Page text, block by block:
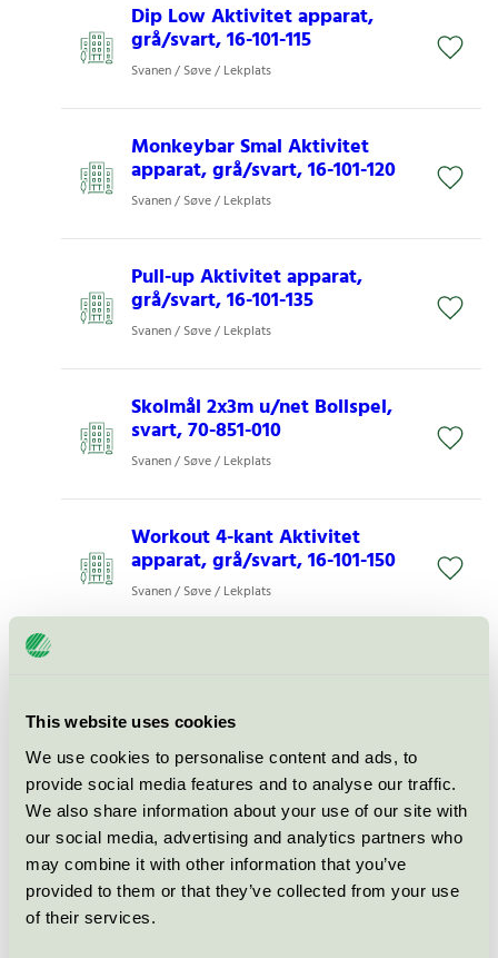
This website uses cookies
We use cookies to personalise content and ads, to
provide social media features and to analyse our traffic.
We also share information about your use of our site with
our social media, advertising and analytics partners who
may combine it with other information that you’ve
provided to them or that they’ve collected from your use
of their services.
Dip Low Aktivitet apparat,
grå/svart, 16-101-115
Svanen / Søve / Lekplats
Monkeybar Smal Aktivitet
apparat, grå/svart, 16-101-120
Svanen / Søve / Lekplats
Pull-up Aktivitet apparat,
grå/svart, 16-101-135
Svanen / Søve / Lekplats
Skolmål 2x3m u/net Bollspel,
svart, 70-851-010
Svanen / Søve / Lekplats
Workout 4-kant Aktivitet
apparat, grå/svart, 16-101-150
Svanen / Søve / Lekplats
Svanen / Søve / Lekplats
Dubbelt Push Up Aktivitet
apparat, grå/svart, 16-101-195
Svanen / Søve / Lekplats
Workout set 2 Aktivitet